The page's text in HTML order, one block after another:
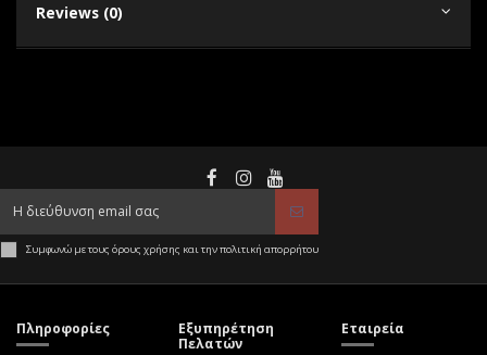
Reviews (0)
Συμφωνώ με τους όρους χρήσης και την πολιτική απορρήτου
Πληροφορίες
Εξυπηρέτηση
Πελατών
Εταιρεία